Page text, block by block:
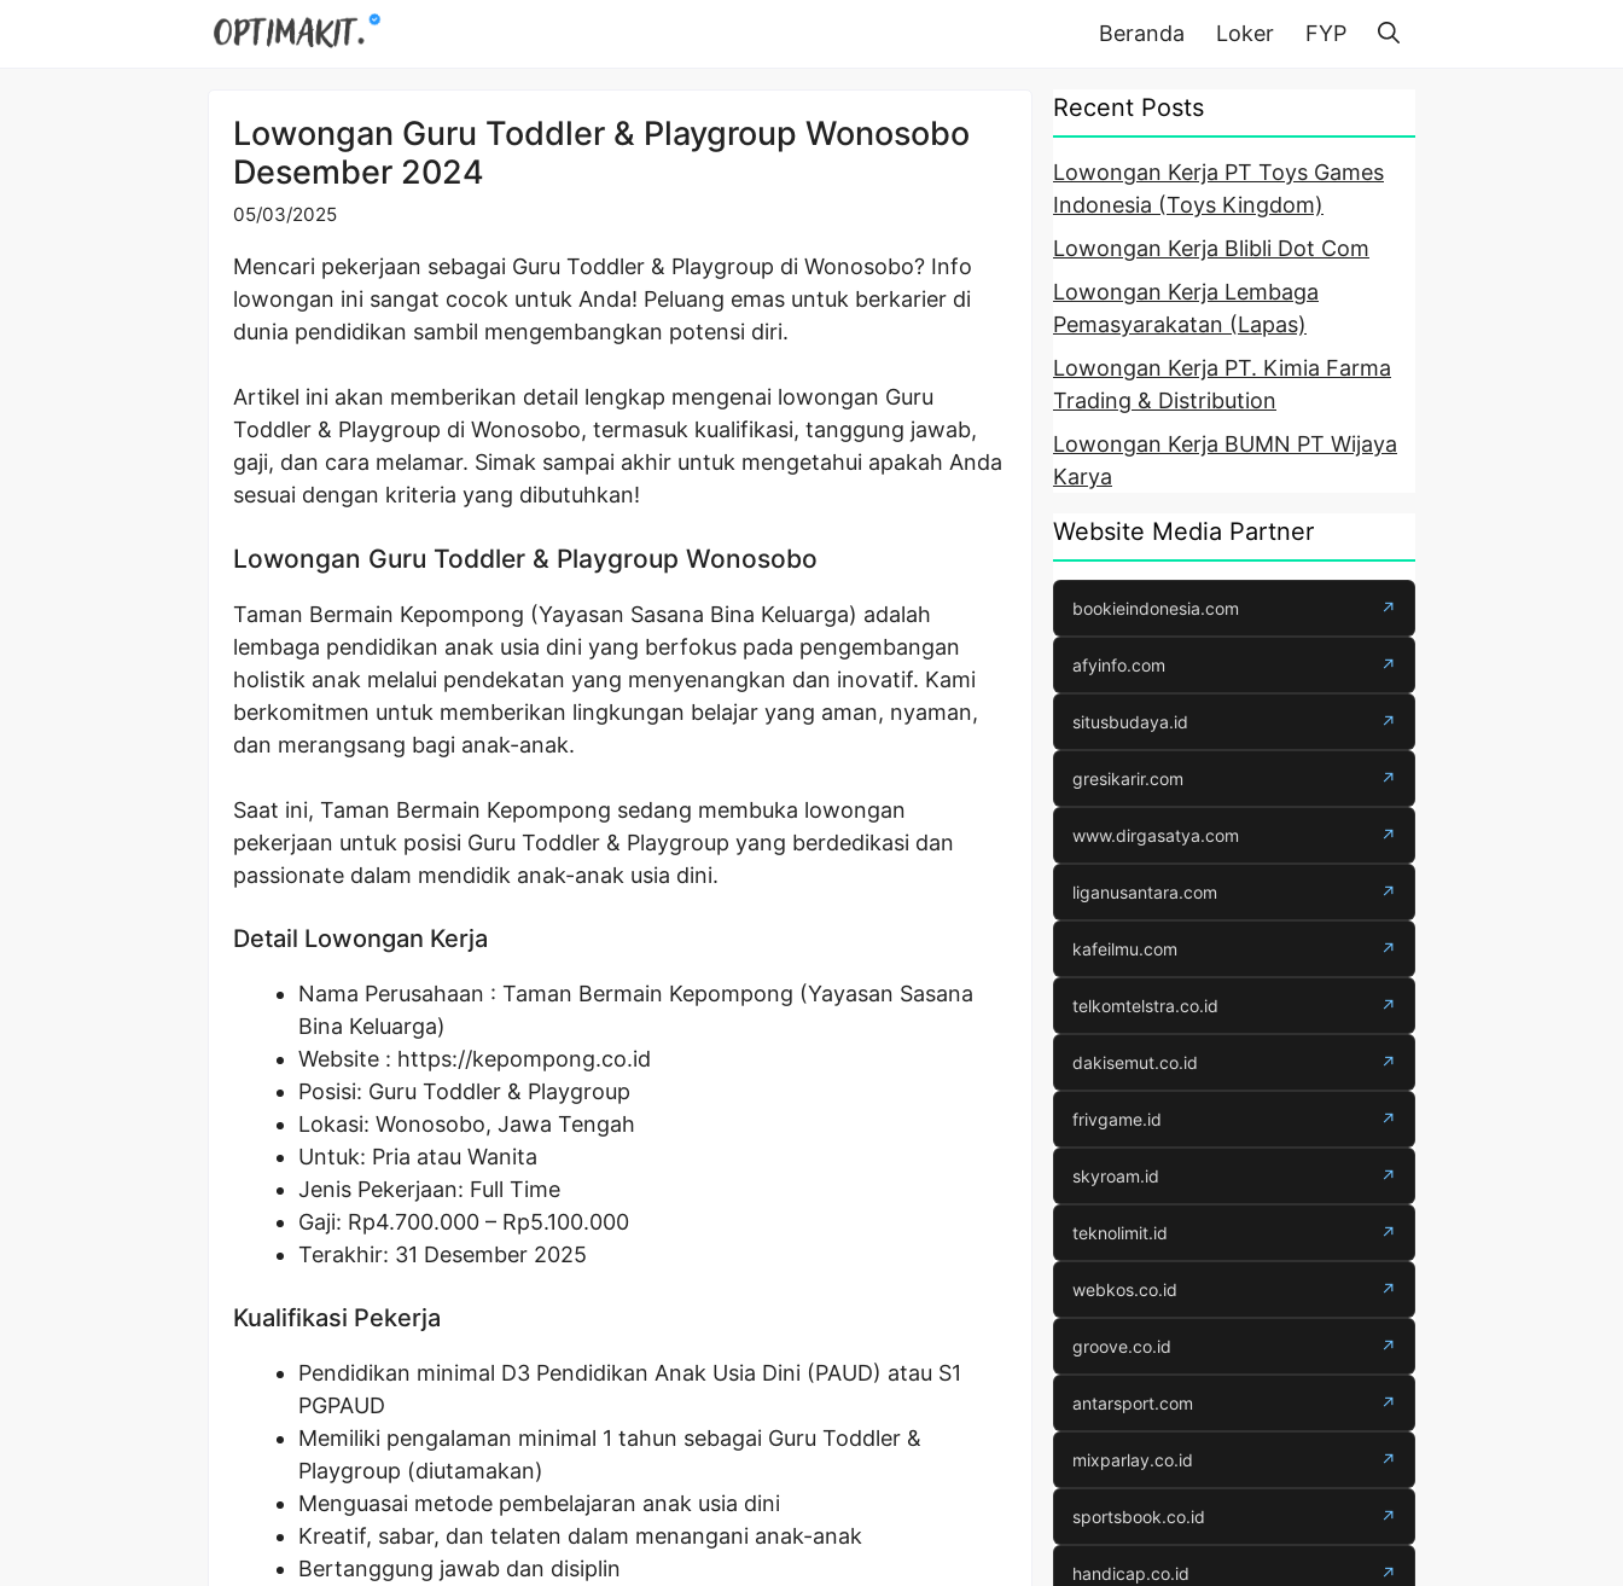
Beranda Loker FYP
Lowongan Guru Toddler & Playgroup Wonosobo
Desember 2024
05/03/2025
Mencari pekerjaan sebagai Guru Toddler & Playgroup di Wonosobo? Info
lowongan ini sangat cocok untuk Anda! Peluang emas untuk berkarier di
dunia pendidikan sambil mengembangkan potensi diri.
Artikel ini akan memberikan detail lengkap mengenai lowongan Guru
Toddler & Playgroup di Wonosobo, termasuk kualifikasi, tanggung jawab,
gaji, dan cara melamar. Simak sampai akhir untuk mengetahui apakah Anda
sesuai dengan kriteria yang dibutuhkan!
Lowongan Guru Toddler & Playgroup Wonosobo
Taman Bermain Kepompong (Yayasan Sasana Bina Keluarga) adalah
lembaga pendidikan anak usia dini yang berfokus pada pengembangan
holistik anak melalui pendekatan yang menyenangkan dan inovatif. Kami
berkomitmen untuk memberikan lingkungan belajar yang aman, nyaman,
dan merangsang bagi anak-anak.
Saat ini, Taman Bermain Kepompong sedang membuka lowongan
pekerjaan untuk posisi Guru Toddler & Playgroup yang berdedikasi dan
passionate dalam mendidik anak-anak usia dini.
Detail Lowongan Kerja
Nama Perusahaan : Taman Bermain Kepompong (Yayasan Sasana
Bina Keluarga)
Website : https://kepompong.co.id
Posisi: Guru Toddler & Playgroup
Lokasi: Wonosobo, Jawa Tengah
Untuk: Pria atau Wanita
Jenis Pekerjaan: Full Time
Gaji: Rp4.700.000 – Rp5.100.000
Terakhir: 31 Desember 2025
Kualifikasi Pekerja
Pendidikan minimal D3 Pendidikan Anak Usia Dini (PAUD) atau S1
PGPAUD
Memiliki pengalaman minimal 1 tahun sebagai Guru Toddler &
Playgroup (diutamakan)
Menguasai metode pembelajaran anak usia dini
Kreatif, sabar, dan telaten dalam menangani anak-anak
Bertanggung jawab dan disiplin
Recent Posts
Lowongan Kerja PT Toys Games
Indonesia (Toys Kingdom)
Lowongan Kerja Blibli Dot Com
Lowongan Kerja Lembaga
Pemasyarakatan (Lapas)
Lowongan Kerja PT. Kimia Farma
Trading & Distribution
Lowongan Kerja BUMN PT Wijaya
Karya
Website Media Partner
bookieindonesia.com ↗
afyinfo.com ↗
situsbudaya.id ↗
gresikarir.com ↗
www.dirgasatya.com ↗
liganusantara.com ↗
kafeilmu.com ↗
telkomtelstra.co.id ↗
dakisemut.co.id ↗
frivgame.id ↗
skyroam.id ↗
teknolimit.id ↗
webkos.co.id ↗
groove.co.id ↗
antarsport.com ↗
mixparlay.co.id ↗
sportsbook.co.id ↗
handicap.co.id ↗